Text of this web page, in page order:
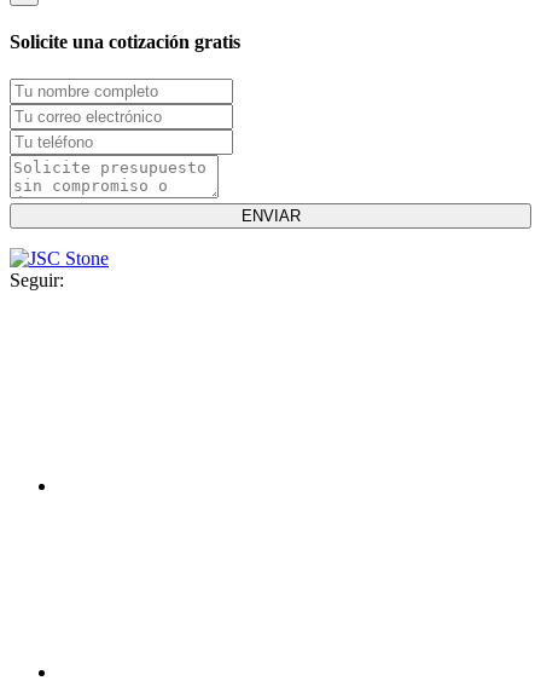
Solicite una cotización gratis
Seguir: